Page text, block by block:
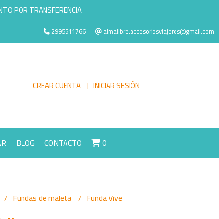
POR TRANSFERENCIA
2995511766 almalibre.accesoriosviajeros@gmail.com
CREAR CUENTA INICIAR SESIÓN
BLOG CONTACTO 0
Fundas de maleta Funda Vive